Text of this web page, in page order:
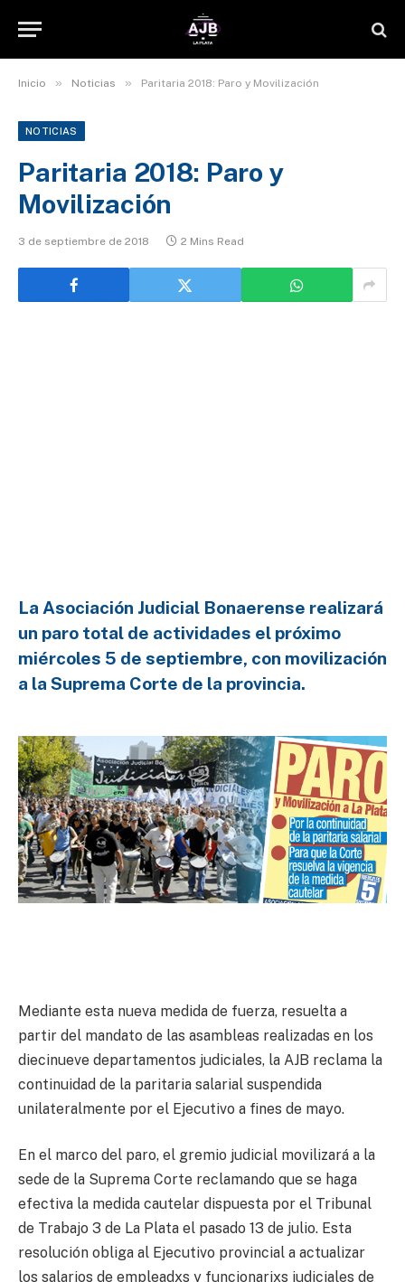
Inicio » Noticias » Paritaria 2018: Paro y Movilización
NOTICIAS
Paritaria 2018: Paro y
Movilización
3 de septiembre de 2018 2 Mins Read
La Asociación Judicial Bonaerense realizará
un paro total de actividades el próximo
miércoles 5 de septiembre, con movilización
a la Suprema Corte de la provincia.
Mediante esta nueva medida de fuerza, resuelta a
partir del mandato de las asambleas realizadas en los
diecinueve departamentos judiciales, la AJB reclama la
continuidad de la paritaria salarial suspendida
unilateralmente por el Ejecutivo a fines de mayo.
En el marco del paro, el gremio judicial movilizará a la
sede de la Suprema Corte reclamando que se haga
efectiva la medida cautelar dispuesta por el Tribunal
de Trabajo 3 de La Plata el pasado 13 de julio. Esta
resolución obliga al Ejecutivo provincial a actualizar
los salarios de empleadxs y funcionarixs judiciales de